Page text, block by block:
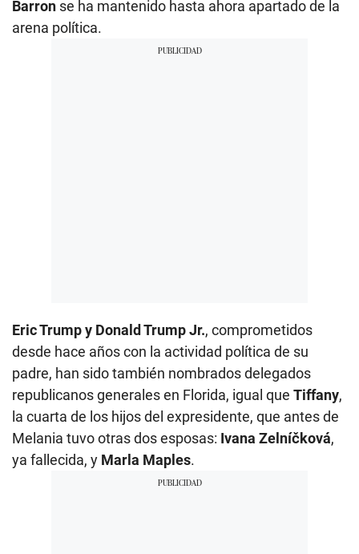
Barron se ha mantenido hasta ahora apartado de la
arena política.
Eric Trump y Donald Trump Jr., comprometidos
desde hace años con la actividad política de su
padre, han sido también nombrados delegados
republicanos generales en Florida, igual que Tiffany,
la cuarta de los hijos del expresidente, que antes de
Melania tuvo otras dos esposas: Ivana Zelníčková,
ya fallecida, y Marla Maples.